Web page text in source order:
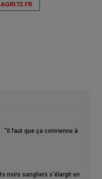
: "Il faut que ça convienne à
noirs sangliers s'élargit en